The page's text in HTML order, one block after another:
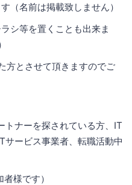
名前は掲載致しません）
シ等を置くことも出来ま
方とさせて頂きますのでご
トナーを探されている方、IT
サービス事業者、転職活動中
様です）